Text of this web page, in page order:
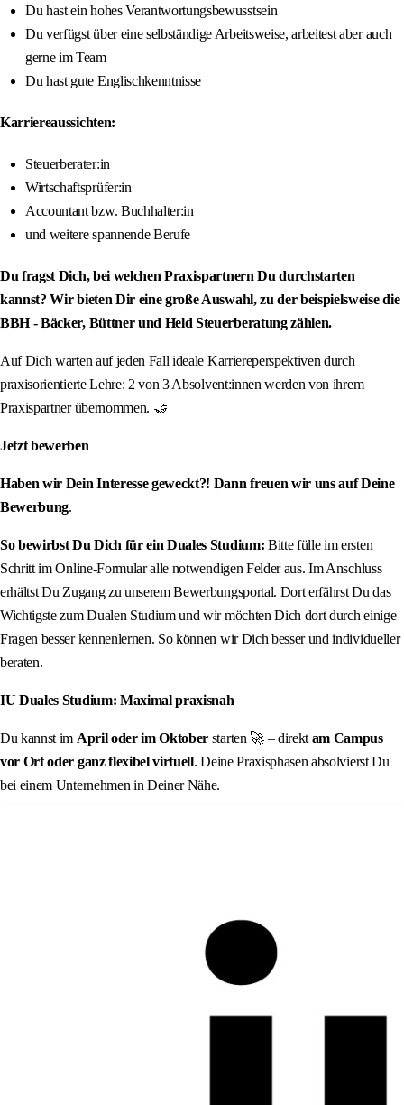
Du hast ein hohes Verantwortungsbewusstsein
Du verfügst über eine selbständige Arbeitsweise, arbeitest aber auch
gerne im Team
Du hast gute Englischkenntnisse
Karriereaussichten:
Steuerberater:in
Wirtschaftsprüfer:in
Accountant bzw. Buchhalter:in
und weitere spannende Berufe
Du fragst Dich, bei welchen Praxispartnern Du durchstarten
kannst? Wir bieten Dir eine große Auswahl, zu der beispielsweise die
BBH - Bäcker, Büttner und Held Steuerberatung zählen.
Auf Dich warten auf jeden Fall ideale Karriereperspektiven durch
praxisorientierte Lehre: 2 von 3 Absolvent:innen werden von ihrem
Praxispartner übernommen. 🤝
Jetzt bewerben
Haben wir Dein Interesse geweckt?! Dann freuen wir uns auf Deine
Bewerbung.
So bewirbst Du Dich für ein Duales Studium: Bitte fülle im ersten
Schritt im Online-Formular alle notwendigen Felder aus. Im Anschluss
erhältst Du Zugang zu unserem Bewerbungsportal. Dort erfährst Du das
Wichtigste zum Dualen Studium und wir möchten Dich dort durch einige
Fragen besser kennenlernen. So können wir Dich besser und individueller
beraten.
IU Duales Studium: Maximal praxisnah
Du kannst im April oder im Oktober starten 🚀 – direkt am Campus
vor Ort oder ganz flexibel virtuell. Deine Praxisphasen absolvierst Du
bei einem Unternehmen in Deiner Nähe.